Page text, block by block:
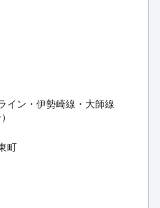
イン・伊勢崎線・大師線
町